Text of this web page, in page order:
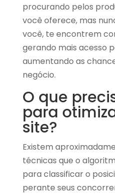
procurando pelos
você oferece, mas
você, te encontrem
gerando mais acesso
aumentando as
negócio.
O que
para
site?
Existem
técnicas que o
para classificar o
perante seus